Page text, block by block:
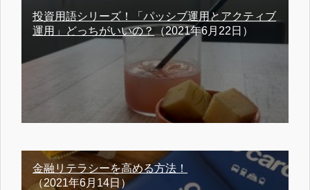
投資用語シリーズ！「パッシブ運用とアクティブ
運用」どっちがいいの？ （2021年6月22日）
金融リテラシーを高める方法！
（2021年6月14日）